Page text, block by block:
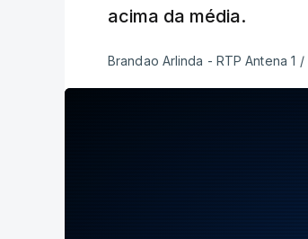
acima da média.
Brandao Arlinda - RTP Antena 1 /